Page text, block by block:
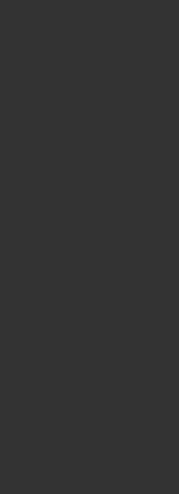
Funktionalität ist identisch mit